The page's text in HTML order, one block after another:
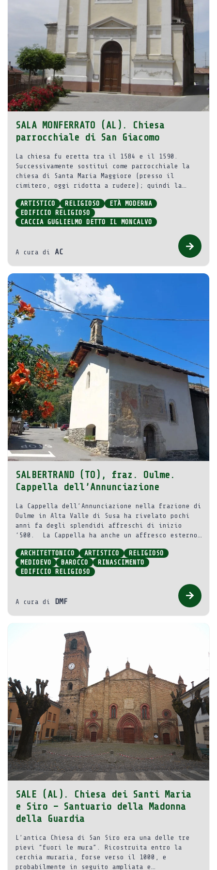
SALA MONFERRATO (AL). Chiesa
parrocchiale di San Giacomo
La chiesa fu eretta tra il 1584 e il 1590.
Successivamente sostituì come parrocchiale la
chiesa di Santa Maria Maggiore (presso il
cimitero, oggi ridotta a rudere); quindi la
titolarità della Parrocchia della Natività di
Maria Vergine.
ARTISTICO RELIGIOSO
ETÀ MODERNA
EDIFICIO RELIGIOSO
CACCIA GUGLIELMO DETTO IL MONCALVO
A cura di AC
SALBERTRAND (TO), fraz. Oulme.
Cappella dell’Annunciazione
La Cappella dell’Annunciazione nella frazione di
Oulme in Alta Valle di Susa ha rivelato pochi
anni fa degli splendidi affreschi di inizio
‘500. La Cappella ha anche un affresco esterno
ARCHITETTONICO
ARTISTICO
RELIGIOSO
MEDIOEVO
BAROCCO
RINASCIMENTO
EDIFICIO RELIGIOSO
A cura di DMF
SALE (AL). Chiesa dei Santi Maria
e Siro – Santuario della Madonna
della Guardia
L’antica Chiesa di San Siro era una delle tre
pievi “fuori le mura”. Ricostruita entro la
cerchia muraria, forse verso il 1000, e
probabilmente in seguito ampliata e